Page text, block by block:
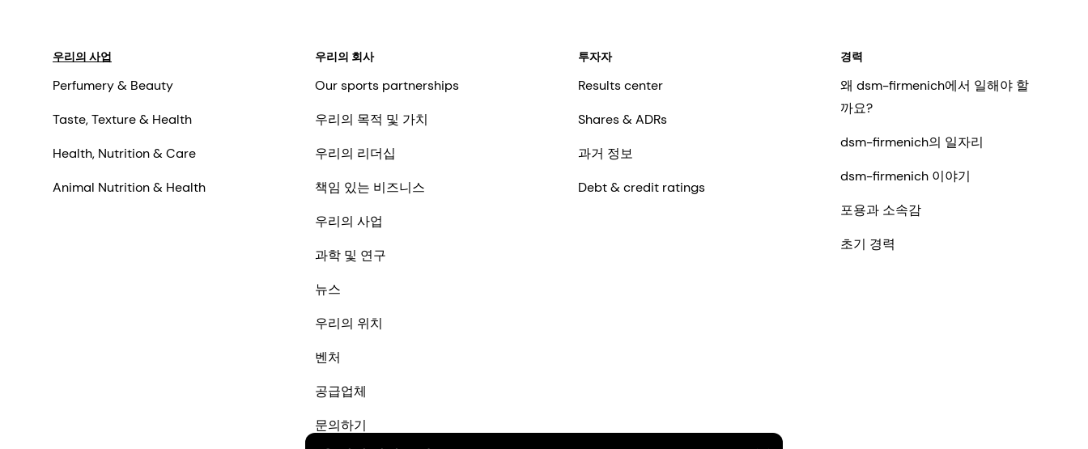
우리의 사업
Perfumery & Beauty
Taste, Texture & Health
Health, Nutrition & Care
Animal Nutrition & Health
우리의 회사
Our sports partnerships
우리의 목적 및 가치
우리의 리더십
책임 있는 비즈니스
우리의 사업
과학 및 연구
뉴스
우리의 위치
벤처
공급업체
문의하기
투자자
Results center
Shares & ADRs
과거 정보
Debt & credit ratings
경력
왜 dsm-firmenich에서 일해야 할
까요?
dsm-firmenich의 일자리
dsm-firmenich 이야기
포용과 소속감
초기 경력